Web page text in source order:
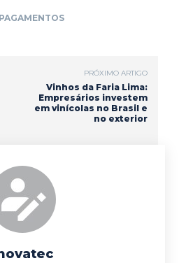
PAGAMENTOS
PRÓXIMO ARTIGO
Vinhos da Faria Lima:
Empresários investem
em vinícolas no Brasil e
no exterior